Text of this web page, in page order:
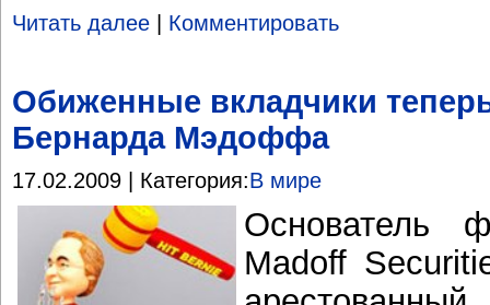
Читать далее Комментировать
Обиженные вкладчики
Бернарда Мэдоффа
17.02.2009 | Категория:В мире
Основатель
Madoff